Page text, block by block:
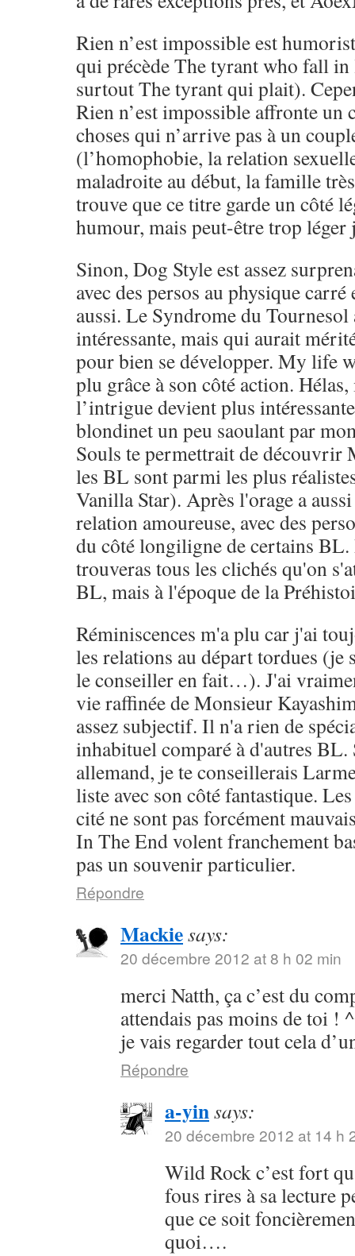
Rien n’est impossible est
qui précède The tyrant who fall in
surtout The tyrant qui plait).
Rien n’est impossible affronte un
choses qui n’arrive pas à un
(l’homophobie, la relation
maladroite au début, la famille
trouve que ce titre garde un côté
humour, mais peut-être trop léger
Sinon, Dog Style est assez
avec des persos au physique
aussi. Le Syndrome du
intéressante, mais qui aurait
pour bien se développer. My life
plu grâce à son côté action.
l’intrigue devient plus
blondinet un peu saoulant par
Souls te permettrait de découvrir
les BL sont parmi les plus
Vanilla Star). Après l'orage a
relation amoureuse, avec des
du côté longiligne de certains
trouveras tous les clichés qu'on
BL, mais à l'époque de la
Réminiscences m'a plu car j'ai
les relations au départ tordues (je
le conseiller en fait…). J'ai
vie raffinée de Monsieur
assez subjectif. Il n'a rien de
inhabituel comparé à d'autres
allemand, je te conseillerais
liste avec son côté fantastique.
cité ne sont pas forcément
In The End volent franchement
pas un souvenir particulier.
Répondre
Mackiesays:
20 décembre 2012 at 8 h 02 min
merci Natth, ça c’est du
attendais pas moins de toi !
je vais regarder tout cela
Répondre
a-yinsays:
20 décembre 2012 at 14 h
Wild Rock c’est fort
fous rires à sa lecture
que ce soit
quoi….